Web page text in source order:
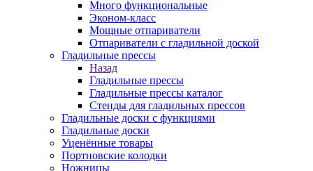
Много функциональные
Эконом-класс
Мощные отпариватели
Отпариватели с гладильной доской
Гладильные прессы
Назад
Гладильные прессы
Гладильные прессы каталог
Стенды для гладильных прессов
Гладильные доски с функциями
Гладильные доски
Уценённые товары
Портновские колодки
Ножницы